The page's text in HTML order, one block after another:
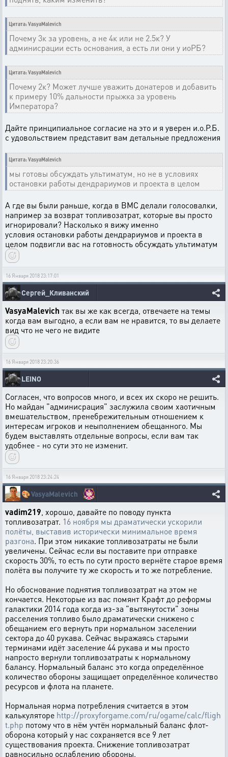
Цитата: VasyaMalevich
Почему 3к за уровень, а не 4к или не 2.5к? У
админисрации есть основания, а есть ли они у иоРБ?
Цитата: VasyaMalevich
Почему 2к? Может лучше уважить донатеров и добавить
к примеру 10% дальности прыжка за уровень
Императора?
Дайте принципиальное согласие на это и я уверен и.о.Р.Б.
с удовольствием представит вам детальные предложения
Цитата: VasyaMalevich
мы готовы обсуждать ультиматум, но не в условиях
остановки работы дендрариумов и проекта в целом
А где вы были раньше, когда в ВМС делали голосовалки,
например за возврат топливозатрат, которые вы просто
игнорировали? Насколько я вижу именно
условия остановки работы дендрариумов и проекта в
целом подвигли вас на готовность обсуждать ультиматум
16 Января 2018 23:17:01
Сергей_Кливанский
VasyaMalevich так вы же как всегда, отвечаете на темы
когда вам выгодно, а если вам не нравится, то вы делаете
вид что не чего не видите
16 Января 2018 23:20:36
LEINO
Согласен, что вопросов много, и всех их скоро не решить.
Но майдан "админисрация" заслужила своим хаотичным
вмешательством, пренебрежительным отношением к
интересам игроков и неыполнением обещанного. Мы
будем выставлять отдельные вопросы, если вам так
удобнее - но сути это не изменит.
16 Января 2018 23:24:24
🎨VasyaMalevich
vadim219 , хорошо, давайте по поводу пункта
топливозатрат. 16 ноября мы драматически ускорили
полёты, выставив исторически минимальное время
разгона. При этом никакие топливозатраты не были
увеличены. Сейчас если вы поставите при отправке
скорость 30%, то есть по сути просто вернёте старое время
полёта вы получите ту же скорость и то же потребление.
Но обоснование поднятия топливозатрат на этом не
кончается. Некоторые из вас помянт Крафт до реформы
галактики 2014 года когда из-за "вытянутости" зоны
расселения топливо было драматически снижено с
обещанием его вернуть при нормальном заселении
сектора до 40 рукава. Сейчас выражаясь старыми
терминами идёт заселение 44 рукава и мы просто
напросто вернули топливозатраты к нормальному
балансу. Нормальный баланс это когда определённое
количество обороны защищает определённое количество
ресурсов и флота на планете.
Нормальная норма потребления считается в этом
калькуляторе http://proxyforgame.com/ru/ogame/calc/fligh
t.php потому что в нём учтён нормальный баланс флот-
оборона который у нас сохраняется все 9 лет
существования проекта. Снижение топливозатрат
равносильно ослаблению обороны.